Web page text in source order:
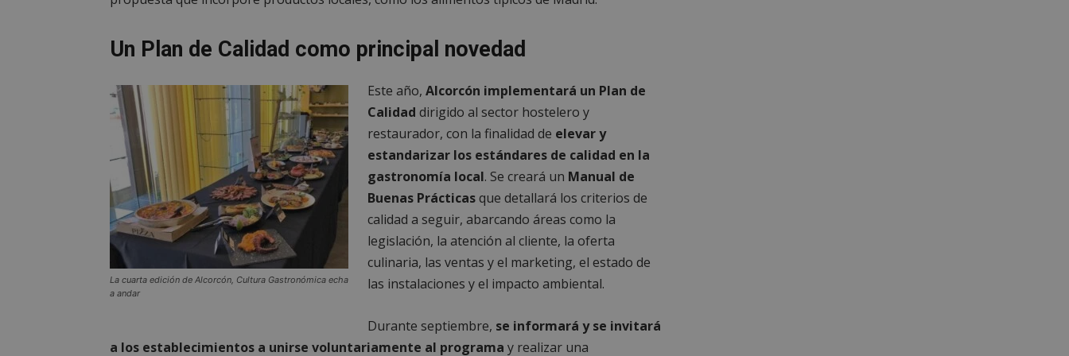
Un Plan de Calidad como principal novedad
La cuarta edición de Alcorcón, Cultura Gastronómica echa
a andar
Este año, Alcorcón implementará un Plan de
Calidad dirigido al sector hostelero y
restaurador, con la finalidad de elevar y
estandarizar los estándares de calidad en la
gastronomía local. Se creará un Manual de
Buenas Prácticasque detallará los criterios de
calidad a seguir, abarcando áreas como la
legislación, la atención al cliente, la oferta
culinaria, las ventas y el marketing, el estado de
las instalaciones y el impacto ambiental.
Durante septiembre, se informará y se invitará
a los establecimientos a unirse voluntariamente al programa y realizar una
usuario entre páginas.
AWSALBCORS
Amazon.com
embed.bsky.app
1 semana
Para un soporte continuo de adherencia con casos
de uso de CORS después de la actualización de
Chromium, estamos creando cookies de adherencia
adicionales para cada una de estas características de
adherencia basadas en la duración llamadas
sp_landing
Spotify Inc.
.spotify.com
minutos
complemento Spotify integrado. Esto no da como
resultado ninguna funcionalidad entre sitios.
VISITOR_PRIVACY_METADATA
YouTube
.youtube.com
5 meses 4
semanas
Esta cookie se utiliza para almacenar el
consentimiento del usuario y las opciones de
privacidad para su interacción con el sitio. Registra
datos sobre el consentimiento del visitante en
relación con diversas políticas y configuraciones de
privacidad, asegurando que sus preferencias sean
Spotify Inc.
.spotify.com
1 año
Requerido para garantizar la funcionalidad del
complemento Spotify integrado. Esto no da como
resultado ninguna funcionalidad entre sitios.
Google Privacy Policy